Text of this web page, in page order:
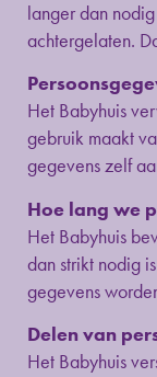
langer dan
achtergelaten.
Het Babyhuis
gebruik maakt
gegevens zelf
Hoe lang we
Het Babyhuis
dan strikt nodig
gegevens
Delen van
Het Babyhuis